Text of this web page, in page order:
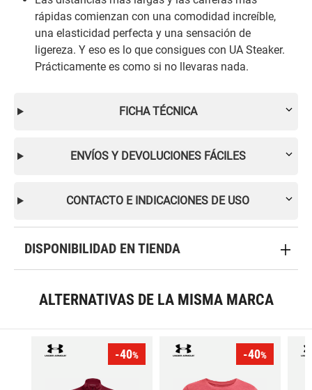
rápidas comienzan con una comodidad increíble,
una elasticidad perfecta y una sensación de
ligereza. Y eso es lo que consigues con UA Steaker.
Prácticamente es como si no llevaras nada.
FICHA TÉCNICA
ENVÍOS Y DEVOLUCIONES FÁCILES
CONTACTO E INDICACIONES DE USO
DISPONIBILIDAD EN TIENDA
ALTERNATIVAS DE LA MISMA MARCA
-40% -40%